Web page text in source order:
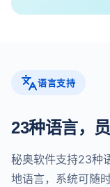
语言支持
23种语言，
秘奥软件支持23种
地语言，系统可随